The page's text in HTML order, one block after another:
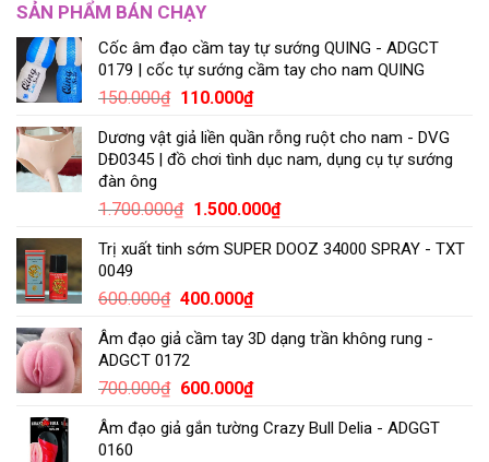
SẢN PHẨM BÁN CHẠY
Cốc âm đạo cầm tay tự sướng QUING - ADGCT
0179 | cốc tự sướng cầm tay cho nam QUING
150.000₫ 110.000₫
Dương vật giả liền quần rỗng ruột cho nam - DVG
DĐ0345 | đồ chơi tình dục nam, dụng cụ tự sướng
đàn ông
1.700.000₫ 1.500.000₫
Trị xuất tinh sớm SUPER DOOZ 34000 SPRAY - TXT
0049
600.000₫ 400.000₫
Âm đạo giả cầm tay 3D dạng trần không rung -
ADGCT 0172
700.000₫ 600.000₫
Âm đạo giả gắn tường Crazy Bull Delia - ADGGT
0160